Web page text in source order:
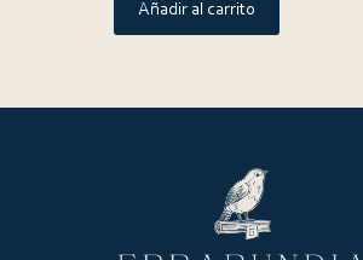
Añadir al carrito